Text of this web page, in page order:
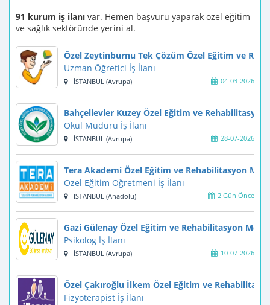
91 kurum iş ilanı var. Hemen başvuru yaparak özel eğitim
ve sağlık sektöründe yerini al.
Özel Zeytinburnu Tek Çözüm Özel Eğitim ve
Uzman Öğretici İş İlanı
04-03-2026
İSTANBUL (Avrupa)
Bahçelievler Kuzey Özel Eğitim ve Rehabilitasyon
Okul Müdürü İş İlanı
28-07-2026
İSTANBUL (Avrupa)
Tera Akademi Özel Eğitim ve Rehabilitasyon
Özel Eğitim Öğretmeni İş İlanı
2 Gün Önce
İSTANBUL (Anadolu)
Gazi Gülenay Özel Eğitim ve Rehabilitasyon
Psikolog İş İlanı
10-07-2026
İSTANBUL (Avrupa)
Özel Çakıroğlu İlkem Özel Eğitim ve
Fizyoterapist İş İlanı